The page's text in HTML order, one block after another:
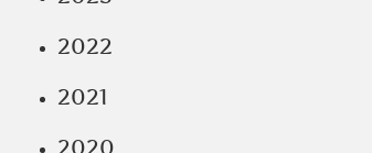
2022
2021
2020